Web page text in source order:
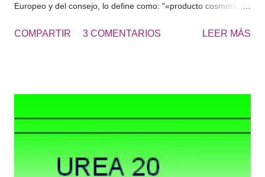
Europeo y del consejo, lo define como: "«producto cosmético»:
con las partes superficiales del cuerpo humano (epidermis,
los olores corporales." De lo que más usamos normalmente:
tónico, hidratante corporal, espuma de afeitar, antiarrugas,
crema de manos, desmaquillante, rimel, labial, colorete,
COMPARTIR 3 COMENTARIOS LEER MÁS